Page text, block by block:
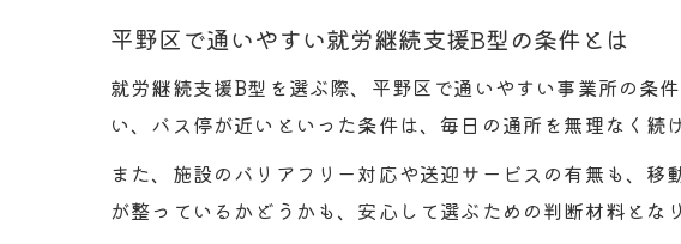
個別対
生活リズム
就労継
平野区
平野区で通いやすい就労継続支援B型の条件とは
就労継続支援B型を選ぶ際、平野区で通いやすい事業所の条
い、バス停が近いといった条件は、毎日の通所を無理なく続
また、施設のバリアフリー対応や送迎サービスの有無も、
が整っているかどうかも、安心して選ぶための判断材料となり